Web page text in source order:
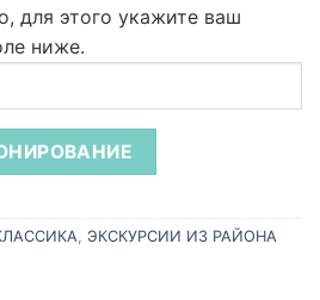
для этого укажите ваш
ниже.
, ЭКСКУРСИИ ИЗ РАЙОНА